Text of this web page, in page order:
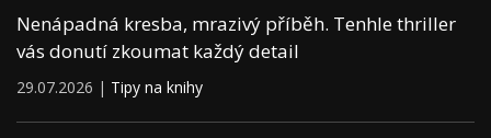
Nenápadná kresba, mrazivý příběh. Tenhle thriller
vás donutí zkoumat každý detail
29.07.2026 | Tipy na knihy